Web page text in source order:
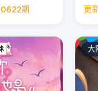
期
更
大